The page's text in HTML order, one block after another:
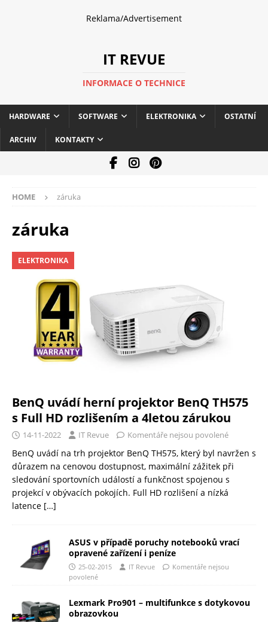
Reklama/Advertisement
IT REVUE
INFORMACE O TECHNICE
HARDWARE SOFTWARE ELEKTRONIKA OSTATNÍ
ARCHIV KONTAKTY
HOME záruka
záruka
ELEKTRONIKA
BenQ uvádí herní projektor BenQ TH575
s Full HD rozlišením a 4letou zárukou
14-11-2022 IT Revue Komentáře nejsou povolené
BenQ uvádí na trh projektor BenQ TH575, který byl navržen s
důrazem na cenovou dostupnost, maximální zážitek při
sledování sportovních událostí a funkčnost spojenou s
projekcí v obývacích pokojích. Full HD rozlišení a nízká
latence […]
ASUS v případě poruchy notebooků vrací
opravené zařízení i peníze
25-02-2015 IT Revue
Komentáře nejsou
povolené
Lexmark Pro901 – multifunkce s dotykovou
obrazovkou